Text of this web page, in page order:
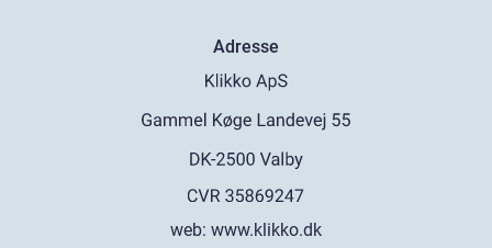
Adresse
web: www.klikko.dk